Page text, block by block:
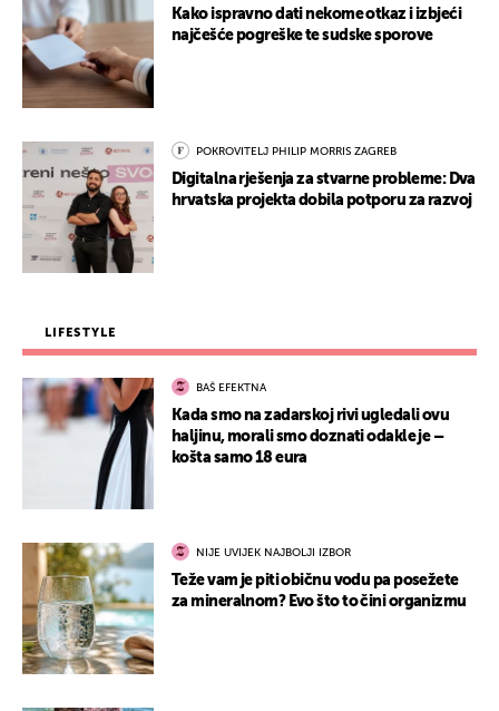
Kako ispravno dati nekome otkaz i izbjeći
najčešće pogreške te sudske sporove
POKROVITELJ PHILIP MORRIS ZAGREB
Digitalna rješenja za stvarne probleme: Dva
hrvatska projekta dobila potporu za razvoj
LIFESTYLE
BAŠ EFEKTNA
Kada smo na zadarskoj rivi ugledali ovu
haljinu, morali smo doznati odakle je –
košta samo 18 eura
NIJE UVIJEK NAJBOLJI IZBOR
Teže vam je piti običnu vodu pa posežete
za mineralnom? Evo što to čini organizmu